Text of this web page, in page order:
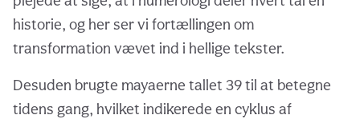
historie, og her ser vi fortællingen om
transformation vævet ind i hellige tekster.
Desuden brugte mayaerne tallet 39 til at betegne
tidens gang, hvilket indikerede en cyklus af